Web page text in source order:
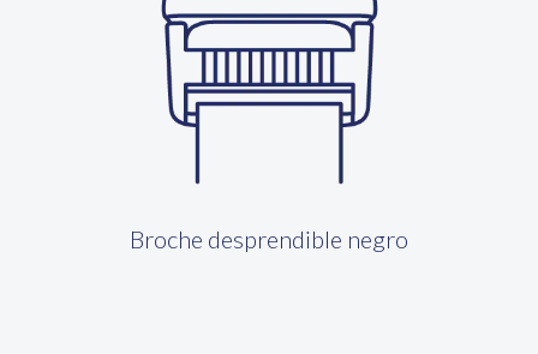
Broche desprendible negro